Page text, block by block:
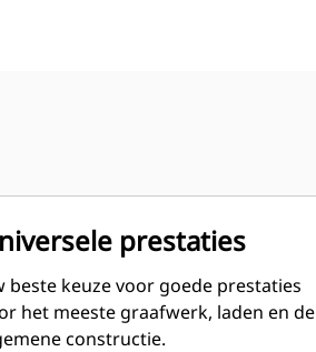
prestaties
beste keuze voor goede prestaties
het meeste graafwerk, laden en de
constructie.